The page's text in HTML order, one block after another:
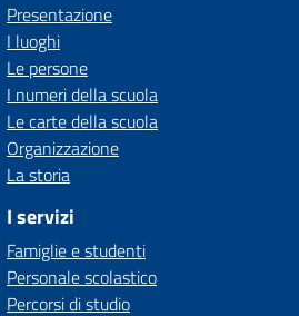
Presentazione
I luoghi
Le persone
I numeri della scuola
Le carte della scuola
Organizzazione
La storia
I servizi
Famiglie e studenti
Personale scolastico
Percorsi di studio